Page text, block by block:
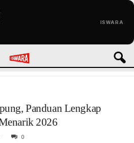
ISWARA
Panduan Lengkap
2026
0